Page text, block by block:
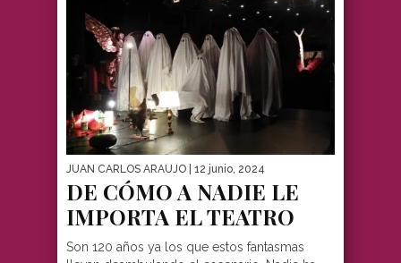
JUAN CARLOS ARAUJO | 12 junio, 2024
DE CÓMO A NADIE LE
IMPORTA EL TEATRO
Son 120 años ya los que estos fantasmas